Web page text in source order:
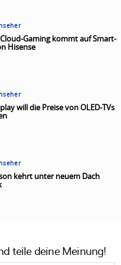
Gaming kommt auf Smart-
Hisense
will die Preise von OLED-TVs
kehrt unter neuem Dach
teile deine Meinung!